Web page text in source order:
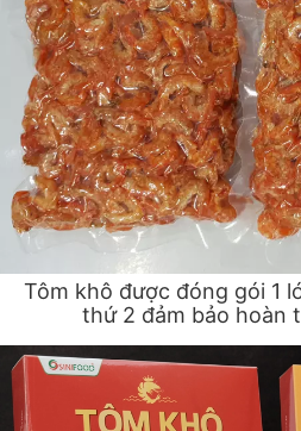
Tôm khô được đóng gói 1
thứ 2 đảm bảo hoàn